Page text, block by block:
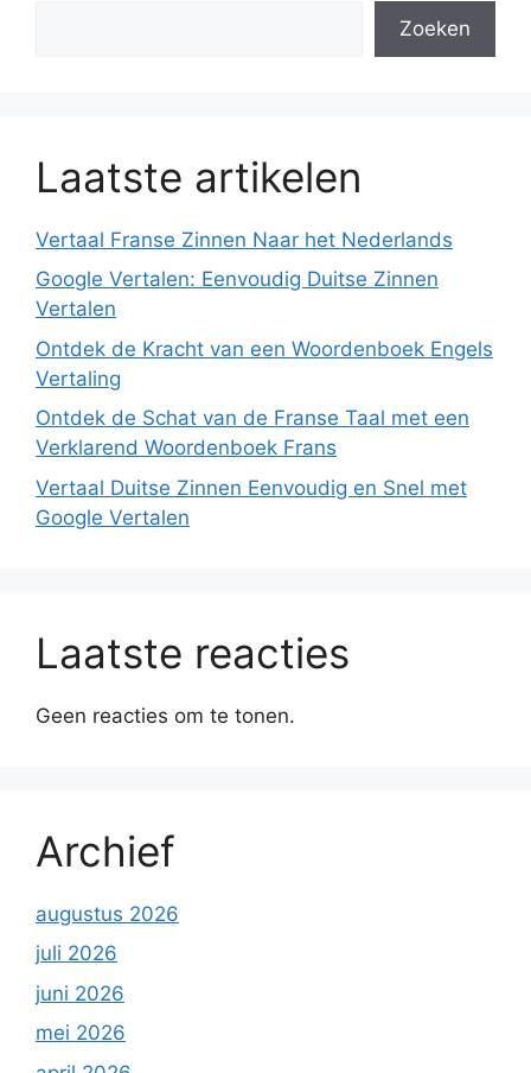
Zoeken
Laatste artikelen
Vertaal Franse Zinnen Naar het Nederlands
Google Vertalen: Eenvoudig Duitse Zinnen
Vertalen
Ontdek de Kracht van een Woordenboek Engels
Vertaling
Ontdek de Schat van de Franse Taal met een
Verklarend Woordenboek Frans
Vertaal Duitse Zinnen Eenvoudig en Snel met
Google Vertalen
Laatste reacties
Geen reacties om te tonen.
Archief
augustus 2026
juli 2026
juni 2026
mei 2026